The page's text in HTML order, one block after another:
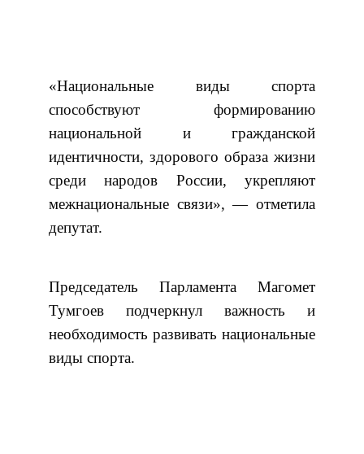
«Национальные виды спорта
способствуют формированию
национальной и гражданской
идентичности, здорового образа жизни
среди народов России, укрепляют
межнациональные связи», — отметила
депутат.
Председатель Парламента Магомет
Тумгоев подчеркнул важность и
необходимость развивать национальные
виды спорта.